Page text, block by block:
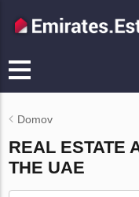
Domov
REAL ESTATE
THE UAE